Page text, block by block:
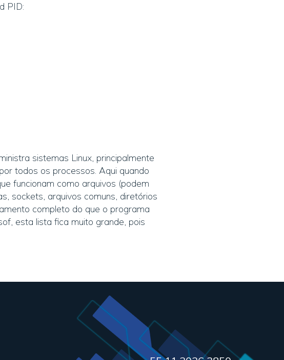
PID:
sistemas Linux, principalmente
todos os processos. Aqui quando
funcionam como arquivos (podem
sockets, arquivos comuns, diretórios
completo do que o programa
esta lista fica muito grande, pois